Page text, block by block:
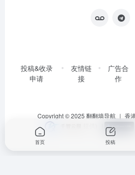
投稿&收录
申请
友情链
接
广告合
作
Copyright © 2025 翻翻墙导航 ｜ 香
首页 投稿